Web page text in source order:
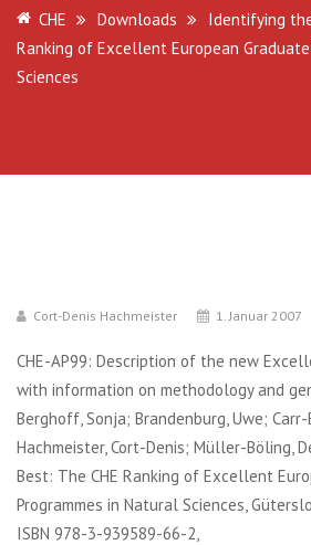
CHE Downloads
Identifying
Ranking of Excellent European
Sciences
Cort-Denis Hachmeister 1. Januar 2007
CHE-AP99: Description of the new
with information on methodology and
Berghoff, Sonja; Brandenburg, Uwe; Carr-
Hachmeister, Cort-Denis; Müller-Böling,
Best: The CHE Ranking of Excellent
Programmes in Natural Sciences,
ISBN 978-3-939589-66-2,